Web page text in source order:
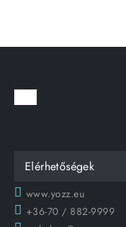
Elérhetőségek
www.yozz.eu
+36-70 / 882-9999